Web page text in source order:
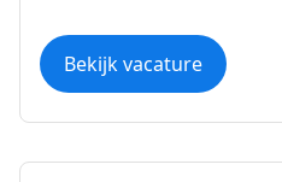
Bekijk vacature